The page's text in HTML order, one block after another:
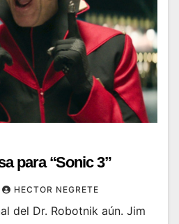
para “Sonic 3”
HECTOR NEGRETE
del Dr. Robotnik aún. Jim